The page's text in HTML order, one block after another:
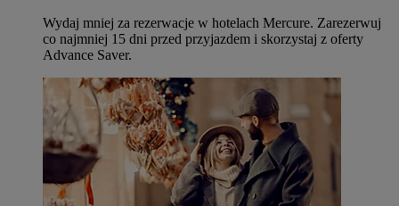
Wydaj mniej za rezerwacje w hotelach Mercure. Zarezerwuj
co najmniej 15 dni przed przyjazdem i skorzystaj z oferty
Advance Saver.